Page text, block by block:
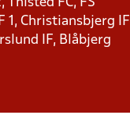
FC, FS
1, Christiansbjerg IF
IF, Blåbjerg